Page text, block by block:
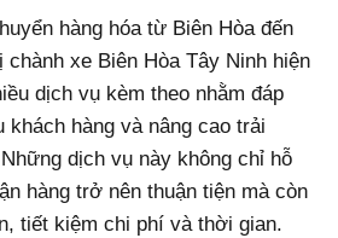
hàng hóa từ Biên Hòa đến
xe Biên Hòa Tây Ninh hiện
dịch vụ kèm theo nhằm đáp
khách hàng và nâng cao trải
dịch vụ này không chỉ hỗ
hàng trở nên thuận tiện mà còn
tiết kiệm chi phí và thời gian.